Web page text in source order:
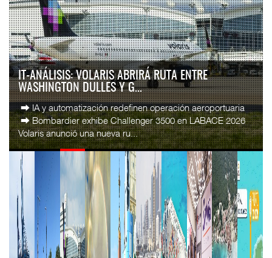
IT-ANÁLISIS: VOLARIS ABRIRÁ RUTA ENTRE
WASHINGTON DULLES Y G...
⮕ IA y automatización redefinen operación aeroportuaria
⮕ Bombardier exhibe Challenger 3500 en LABACE 2026
Volaris anunció una nueva ru...